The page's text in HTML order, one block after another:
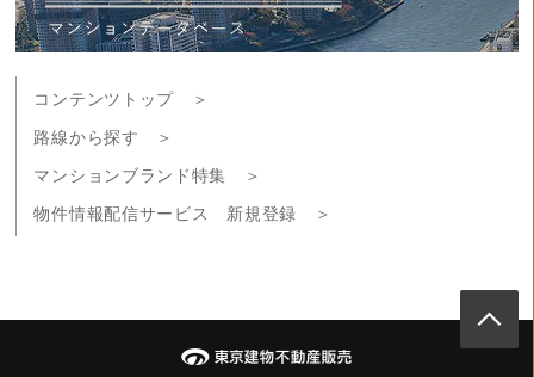
コンテンツトップ ＞
路線から探す ＞
マンションブランド特集 ＞
物件情報配信サービス 新規登録 ＞